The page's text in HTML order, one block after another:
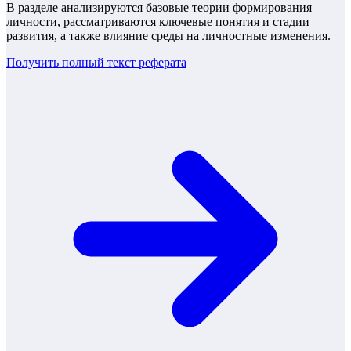
В разделе анализируются базовые теории формирования
личности, рассматриваются ключевые понятия и стадии
развития, а также влияние среды на личностные изменения.
Получить полный текст реферата